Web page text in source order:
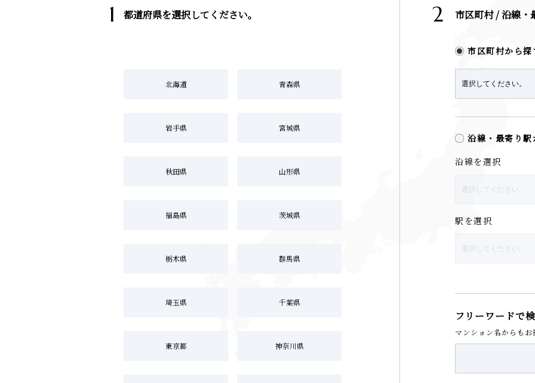
1 都道府県を選択してください。
北海道 青森県
岩手県 宮城県
秋田県 山形県
福島県 茨城県
栃木県 群馬県
埼玉県 千葉県
東京都 神奈川県
2 市区町村 / 沿線・
市区町村から探
沿線・最寄り駅
沿線を選択
駅を選択
フリーワードで
マンション名からもお